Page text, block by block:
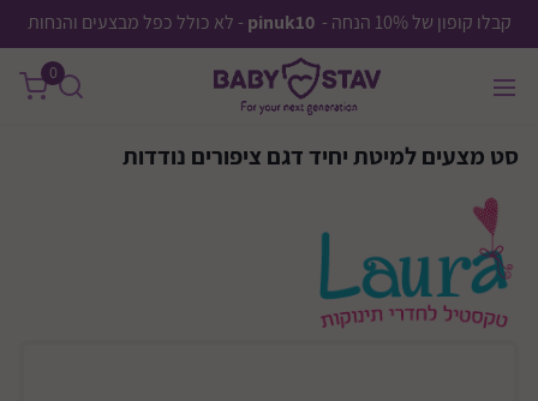
קבלו קופון של 10% הנחה - pinuk10 - לא כולל כפל מבצעים והנחות
0
סט מצעים למיטת יחיד דגם ציפורים נודדות